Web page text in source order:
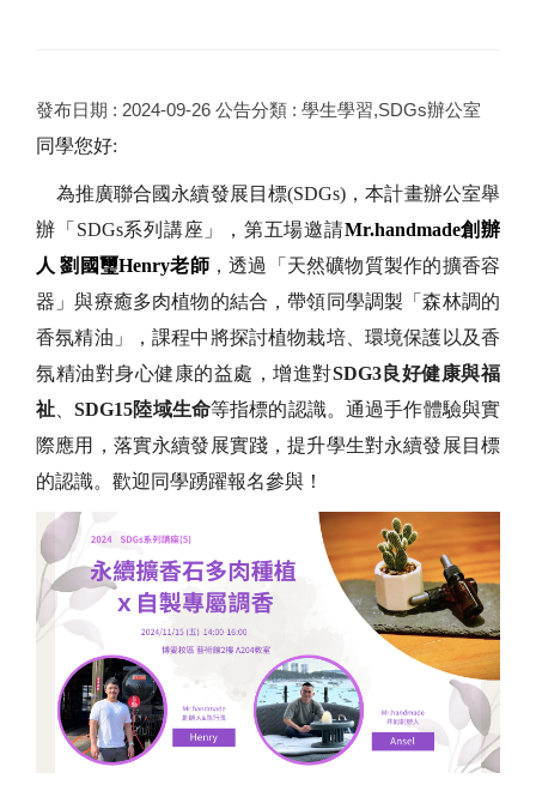
發布日期 : 2024-09-26 公告分類 : 學生學習,SDGs辦公室
同學您好:
為推廣聯合國永續發展目標(SDGs)，本計畫辦公室舉
辦「SDGs系列講座」，第五場邀請Mr.handmade創辦
人 劉國璽Henry老師，透過「天然礦物質製作的擴香容
器」與療癒多肉植物的結合，帶領同學調製「森林調的
香氛精油」，課程中將探討植物栽培、環境保護以及香
氛精油對身心健康的益處，增進對SDG3良好健康與福
祉 、SDG15陸域生命等指標的認識。通過手作體驗與實
際應用，落實永續發展實踐，提升學生對永續發展目標
的認識。歡迎同學踴躍報名參與！